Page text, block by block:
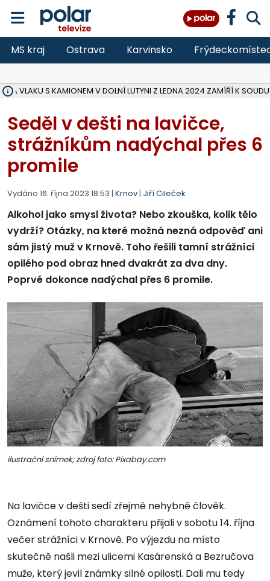
MS kraj Ostrava Karvinsko
VLAKU S KAMIONEM V DOLNÍ LUTYNI Z LEDNA 2024 ZAMÍŘÍ K SOUDU
Seděl v dešti na lavičce,
strážníkům nadýchal přes 6
promile
Vydáno 16. října 2023 18:53 | Krnov | Jiří Cileček
Alkohol jako smysl života? Nebo zkouška, kolik tělo
vydrží? Otázky, na které možná nezná odpověď ani
sám jistý muž v Krnově. Toho řešili tamní strážníci
opilého pod obraz hned dvakrát za dva dny.
Poprvé dokonce nadýchal přes 6 promile.
ilustrační snímek; zdroj foto: Pixabay.com
Na lavičce v dešti sedí zřejmě nehybně člověk.
Oznámení tohoto charakteru přijali v sobotu 14. října
večer strážníci v Krnově. Po výjezdu na místo
skutečně našli mezi ulicemi Kasárenská a Bezručova
muže, který jevil známky silné opilosti. Dali mu tedy